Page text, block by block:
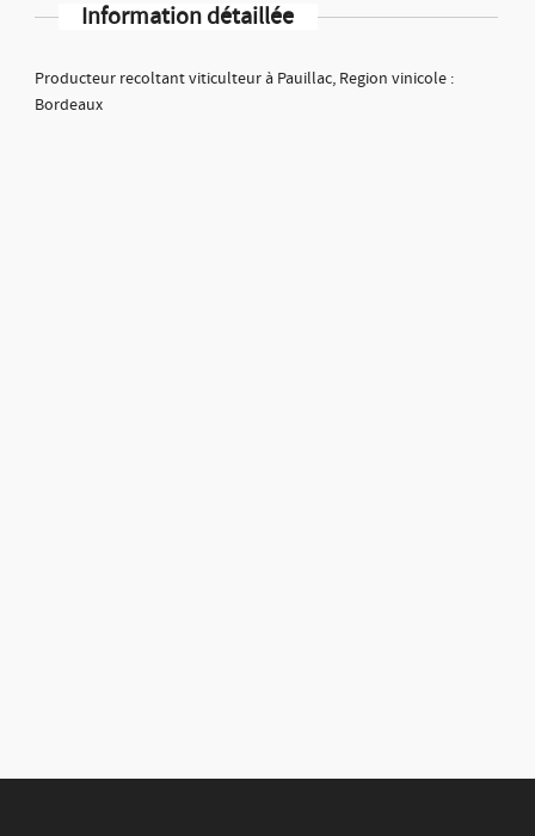
Information détaillée
Producteur recoltant viticulteur à Pauillac, Region vinicole :
Bordeaux